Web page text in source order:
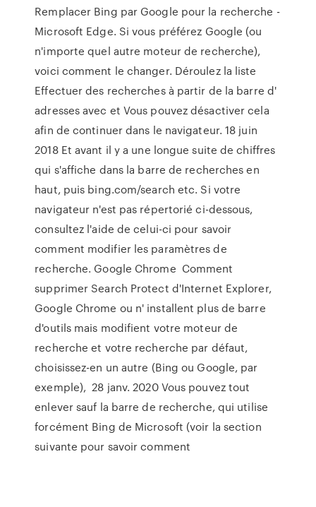
Remplacer Bing par Google pour la recherche -
Microsoft Edge. Si vous préférez Google (ou
n'importe quel autre moteur de recherche),
voici comment le changer. Déroulez la liste
Effectuer des recherches à partir de la barre d'
adresses avec et Vous pouvez désactiver cela
afin de continuer dans le navigateur. 18 juin
2018 Et avant il y a une longue suite de chiffres
qui s'affiche dans la barre de recherches en
haut, puis bing.com/search etc. Si votre
navigateur n'est pas répertorié ci-dessous,
consultez l'aide de celui-ci pour savoir
comment modifier les paramètres de
recherche. Google Chrome Comment
supprimer Search Protect d'Internet Explorer,
Google Chrome ou n' installent plus de barre
d'outils mais modifient votre moteur de
recherche et votre recherche par défaut,
choisissez-en un autre (Bing ou Google, par
exemple), 28 janv. 2020 Vous pouvez tout
enlever sauf la barre de recherche, qui utilise
forcément Bing de Microsoft (voir la section
suivante pour savoir comment